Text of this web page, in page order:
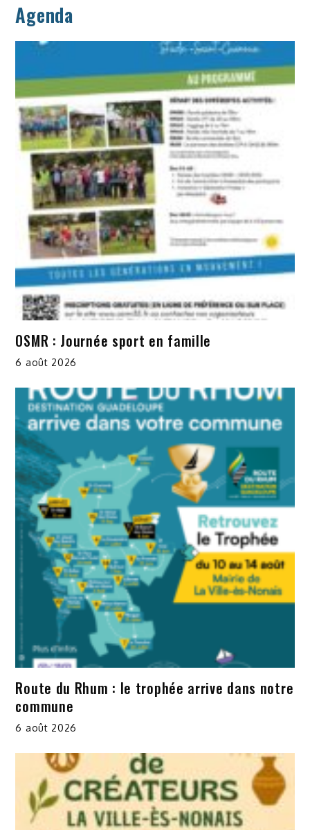
Agenda
OSMR : Journée sport en famille
6 août 2026
Route du Rhum : le trophée arrive dans notre
commune
6 août 2026